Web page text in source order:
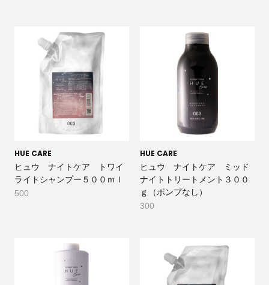
HUE CARE
ヒュウ ナイトケア トワイ
ライトシャンプー５００ｍｌ
500
HUE CARE
ヒュウ ナイトケア ミッド
ナイトトリートメント３００
ｇ（ポンプなし）
300